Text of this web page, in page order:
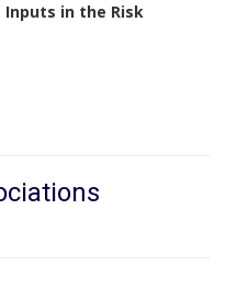
Inputs in the Risk